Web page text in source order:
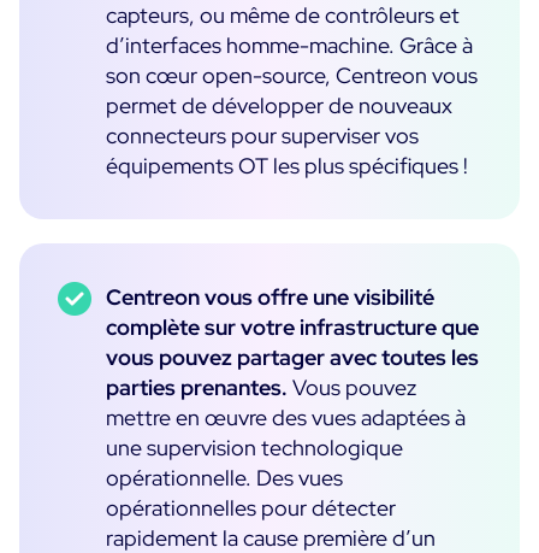
Essai gratuit
capteurs, ou même de contrôleurs et
d’interfaces homme-machine. Grâce à
son cœur open-source, Centreon vous
permet de développer de nouveaux
connecteurs pour superviser vos
équipements OT les plus spécifiques !
Centreon vous offre une visibilité
complète sur votre infrastructure que
vous pouvez partager avec toutes les
parties prenantes. Vous pouvez
mettre en œuvre des vues adaptées à
une supervision technologique
opérationnelle. Des vues
opérationnelles pour détecter
rapidement la cause première d’un